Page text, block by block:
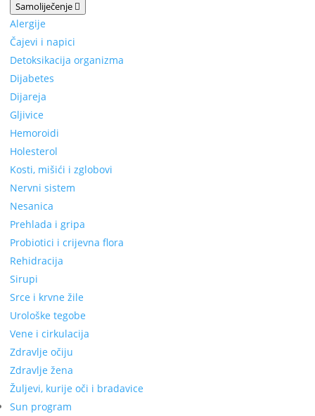
Samoliječenje
Alergije
Čajevi i napici
Detoksikacija organizma
Dijabetes
Dijareja
Gljivice
Hemoroidi
Holesterol
Kosti, mišići i zglobovi
Nervni sistem
Nesanica
Prehlada i gripa
Probiotici i crijevna flora
Rehidracija
Sirupi
Srce i krvne žile
Urološke tegobe
Vene i cirkulacija
Zdravlje očiju
Zdravlje žena
Žuljevi, kurije oči i bradavice
Sun program